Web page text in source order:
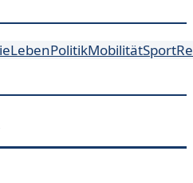
LebenPolitikMobilitätSport